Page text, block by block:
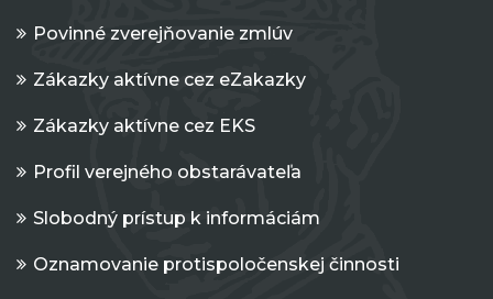
Povinné zverejňovanie zmlúv
Zákazky aktívne cez eZakazky
Zákazky aktívne cez EKS
Profil verejného obstarávateľa
Slobodný prístup k informáciám
Oznamovanie protispoločenskej činnosti